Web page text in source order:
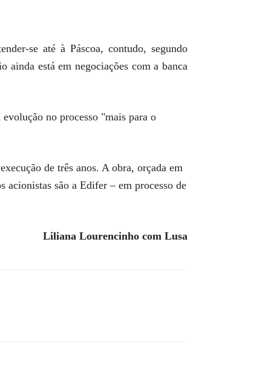
se até à Páscoa, contudo, segundo
ainda está em negociações com a banca
no processo "mais para o
de três anos. A obra, orçada em
acionistas são a Edifer – em processo de
Liliana Lourencinho com Lusa